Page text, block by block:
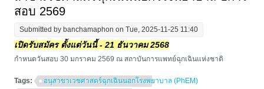
สอบ 2569
Submitted by banchamaphon on Tue, 2025-11-25 11:40
เปิดรับสมัคร ตั้งแต่วันนี้ - 21 ธันวาคม 2568
กำหนดวันสอบ 30 มกราคม 2569 ณ สถาบันการแพทย์ฉุกเฉินแห่งชาติ
Tags:
อนุสาขาเวชศาสตร์ฉุกเฉินนอกโรงพยาบาล (PhEM)